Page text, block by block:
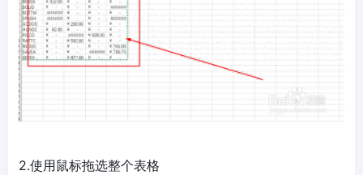
2.使用鼠标拖选整个表格